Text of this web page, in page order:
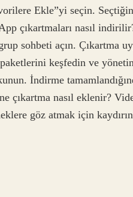
Ekle”yi seçin.
çıkartmaları nasıl
sohbeti açın. Çıkartma
keşfedin ve
İndirme
çıkartma nasıl eklenir?
göz atmak için